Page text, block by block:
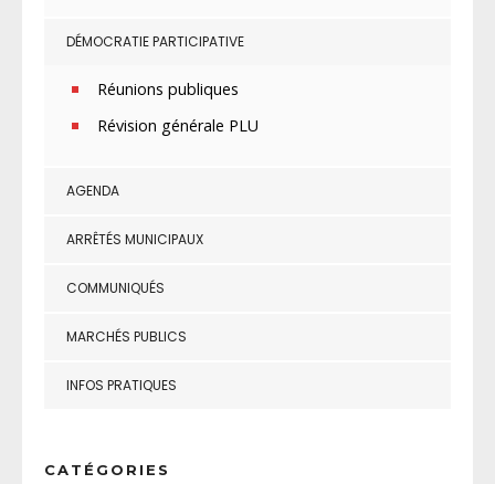
DÉMOCRATIE PARTICIPATIVE
Réunions publiques
Révision générale PLU
AGENDA
ARRÊTÉS MUNICIPAUX
COMMUNIQUÉS
MARCHÉS PUBLICS
INFOS PRATIQUES
CATÉGORIES